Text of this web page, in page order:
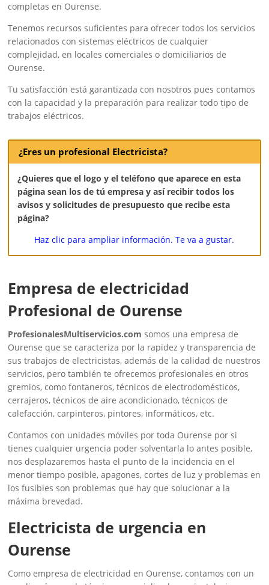
completas en Ourense.
Tenemos recursos suficientes para ofrecer todos los servicios
relacionados con sistemas eléctricos de cualquier
complejidad, en locales comerciales o domiciliarios de
Ourense.
Tu satisfacción está garantizada con nosotros pues contamos
con la capacidad y la preparación para realizar todo tipo de
trabajos eléctricos.
¿Eres un profesional Electricista?
¿Quieres que el logo y el teléfono que aparece en esta
página sean los de tú empresa y así recibir todos los
avisos y solicitudes de presupuesto que recibe esta
página?
Haz clic para ampliar información. Te va a gustar.
Empresa de electricidad
Profesional de Ourense
ProfesionalesMultiservicios.com somos una empresa de
Ourense que se caracteriza por la rapidez y transparencia de
sus trabajos de electricistas, además de la calidad de nuestros
servicios, pero también te ofrecemos profesionales en otros
gremios, como fontaneros, técnicos de electrodomésticos,
cerrajeros, técnicos de aire acondicionado, técnicos de
calefacción, carpinteros, pintores, informáticos, etc.
Contamos con unidades móviles por toda Ourense por si
tienes cualquier urgencia poder solventarla lo antes posible,
nos desplazaremos hasta el punto de la incidencia en el
menor tiempo posible, apagones, cortes de luz y problemas en
los fusibles son problemas que hay que solucionar a la
máxima brevedad.
Electricista de urgencia en
Ourense
Como empresa de electricidad en Ourense, contamos con un